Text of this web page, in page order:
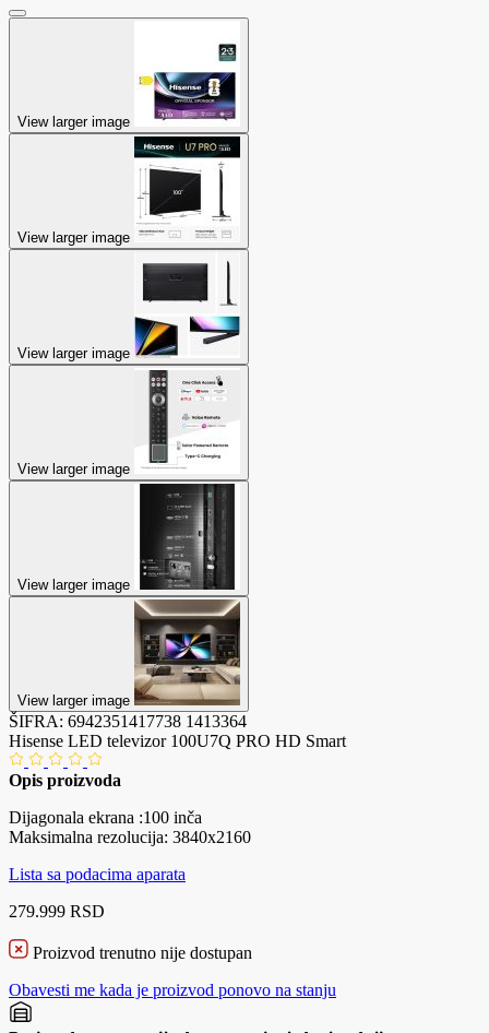
View larger image
View larger image
View larger image
View larger image
View larger image
View larger image
ŠIFRA: 6942351417738 1413364
Hisense LED televizor 100U7Q PRO HD Smart
Opis proizvoda
Dijagonala ekrana :100 inča
Maksimalna rezolucija: 3840x2160
Lista sa podacima aparata
279.999 RSD
Proizvod trenutno nije dostupan
Obavesti me kada je proizvod ponovo na stanju